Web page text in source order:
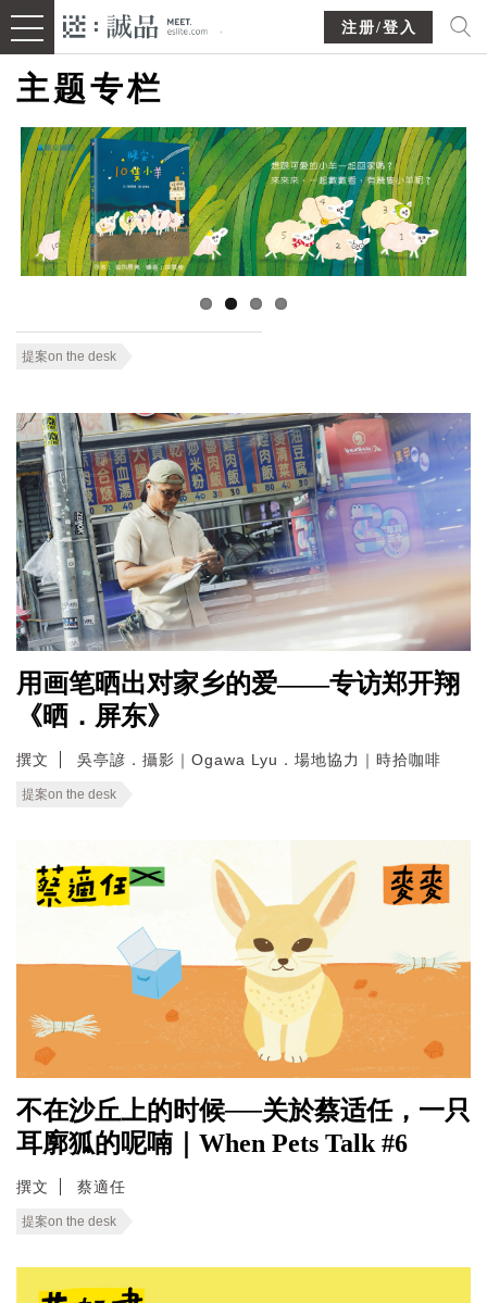
注册/登入
主题专栏
提案on the desk
用画笔晒出对家乡的爱——专访郑开翔
《晒．屏东》
撰文 吳亭諺．攝影｜Ogawa Lyu．場地協力｜時拾咖啡
提案on the desk
不在沙丘上的时候──关於蔡适任，一只
耳廓狐的呢喃｜When Pets Talk #6
撰文 蔡適任
提案on the desk